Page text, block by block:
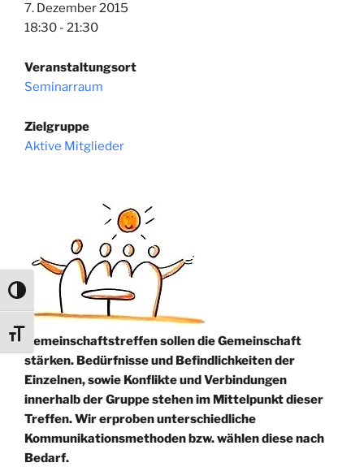
Umschalten auf hohe Kontraste
Schrift vergrößern
7. Dezember 2015
18:30 - 21:30
Veranstaltungsort
Seminarraum
Zielgruppe
Aktive Mitglieder
Gemeinschaftstreffen sollen die Gemeinschaft
stärken. Bedürfnisse und Befindlichkeiten der
Einzelnen, sowie Konflikte und Verbindungen
innerhalb der Gruppe stehen im Mittelpunkt dieser
Treffen. Wir erproben unterschiedliche
Kommunikationsmethoden bzw. wählen diese nach
Bedarf.